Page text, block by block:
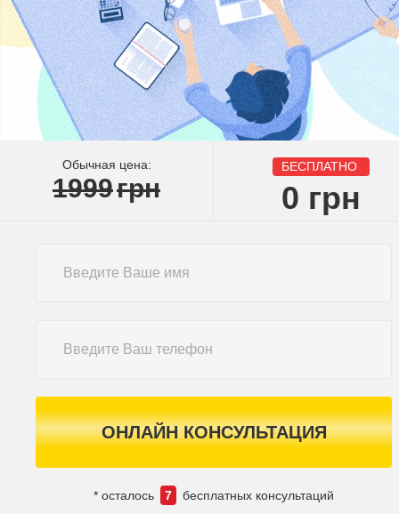
Обычная цена:
1999грн
БЕСПЛАТНО
0 грн
ОНЛАЙН КОНСУЛЬТАЦИЯ
* осталось 7 бесплатных консультаций